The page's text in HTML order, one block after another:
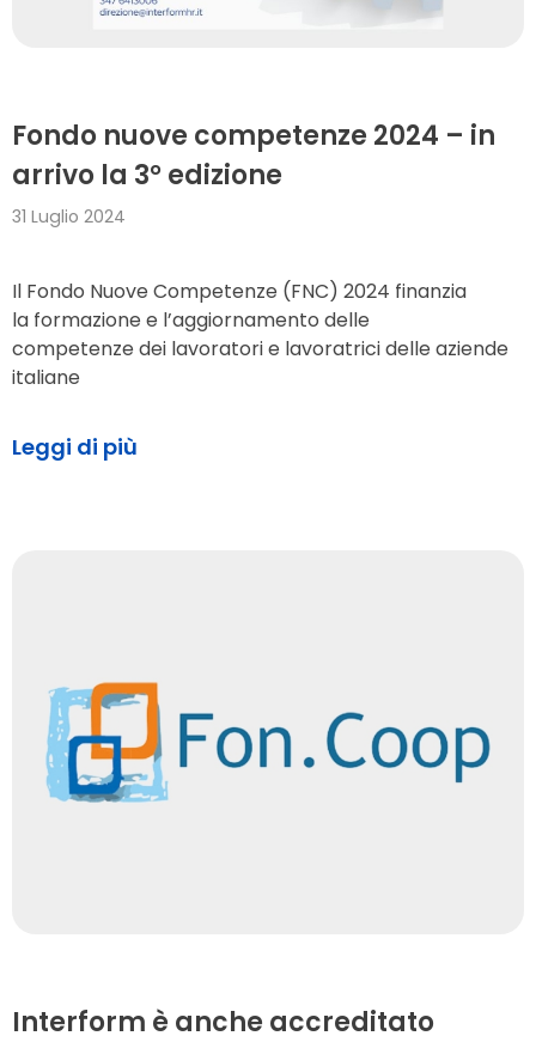
Fondo nuove competenze 2024 – in
arrivo la 3° edizione
31 Luglio 2024
Il Fondo Nuove Competenze (FNC) 2024 finanzia
la formazione e l’aggiornamento delle
competenze dei lavoratori e lavoratrici delle aziende
italiane
Leggi di più
Interform è anche accreditato